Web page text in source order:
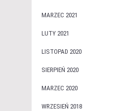
MARZEC 2021
LUTY 2021
LISTOPAD 2020
SIERPIEŃ 2020
MARZEC 2020
WRZESIEŃ 2018